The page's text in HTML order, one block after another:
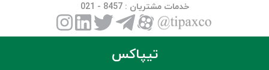
خدمات مشتریان : 8457 - 021
تیپاکس